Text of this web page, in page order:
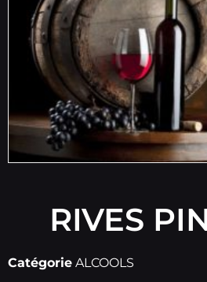
RIVES
Catégorie ALCOOLS